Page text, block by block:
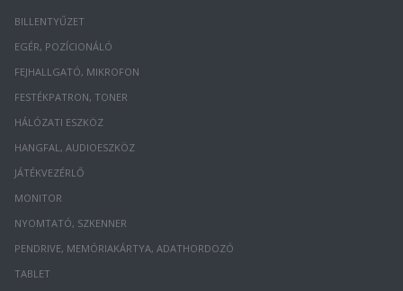
BILLENTYŰZET
EGÉR, POZÍCIONÁLÓ
FEJHALLGATÓ, MIKROFON
FESTÉKPATRON, TONER
HÁLÓZATI ESZKÖZ
HANGFAL, AUDIOESZKÖZ
JÁTÉKVEZÉRLŐ
MONITOR
NYOMTATÓ, SZKENNER
PENDRIVE, MEMÓRIAKÁRTYA, ADATHORDOZÓ
TABLET